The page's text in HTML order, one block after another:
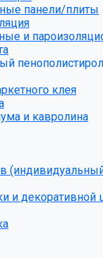
панели/плиты
и
клея
и кавролина
и декоративной